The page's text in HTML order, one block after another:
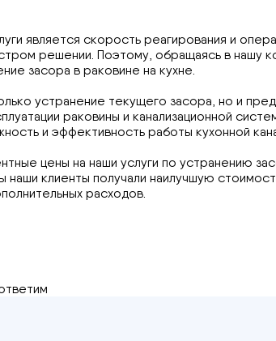
является скорость реагирования и
решении. Поэтому, обращаясь в нашу
засора в раковине на кухне.
устранение текущего засора, но и
раковины и канализационной
и эффективность работы кухонной
цены на наши услуги по устранению
наши клиенты получали наилучшую
расходов.